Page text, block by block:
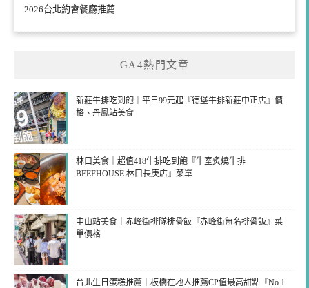
2026台北約會餐廳推薦
GA4熱門文章
新莊牛排吃到飽｜平日99元起『德堡牛排新莊中正店』價
格、丹鳳站美食
林口美食｜超值418牛排吃到飽『牛室炙燒牛排
BEEFHOUSE 林口長庚店』菜單
中山站美食｜赤峰街排隊排骨飯『赤峰街無名排骨飯』菜
單價格
台北生日蛋糕推薦｜板橋在地人推薦CP值最高甜點『No.1